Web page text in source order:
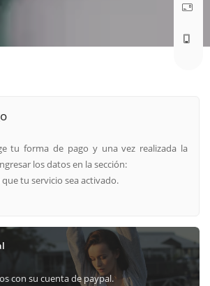
tu forma de pago y una vez realizada la
los datos en la sección:
tu servicio sea activado.
con su cuenta de paypal.